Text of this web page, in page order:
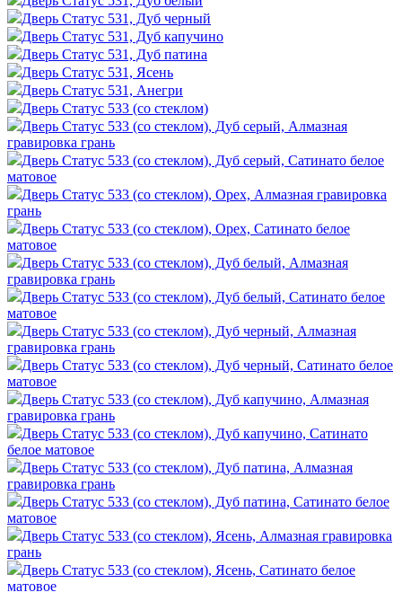
Дверь Статус 531, Дуб черный
Дверь Статус 531, Дуб капучино
Дверь Статус 531, Дуб патина
Дверь Статус 531, Ясень
Дверь Статус 531, Анегри
Дверь Статус 533 (со стеклом)
Дверь Статус 533 (со стеклом), Дуб серый, Алмазная
гравировка грань
Дверь Статус 533 (со стеклом), Дуб серый, Сатинато белое
матовое
Дверь Статус 533 (со стеклом), Орех, Алмазная гравировка
грань
Дверь Статус 533 (со стеклом), Орех, Сатинато белое
матовое
Дверь Статус 533 (со стеклом), Дуб белый, Алмазная
гравировка грань
Дверь Статус 533 (со стеклом), Дуб белый, Сатинато белое
матовое
Дверь Статус 533 (со стеклом), Дуб черный, Алмазная
гравировка грань
Дверь Статус 533 (со стеклом), Дуб черный, Сатинато белое
матовое
Дверь Статус 533 (со стеклом), Дуб капучино, Алмазная
гравировка грань
Дверь Статус 533 (со стеклом), Дуб капучино, Сатинато
белое матовое
Дверь Статус 533 (со стеклом), Дуб патина, Алмазная
гравировка грань
Дверь Статус 533 (со стеклом), Дуб патина, Сатинато белое
матовое
Дверь Статус 533 (со стеклом), Ясень, Алмазная гравировка
грань
Дверь Статус 533 (со стеклом), Ясень, Сатинато белое
матовое